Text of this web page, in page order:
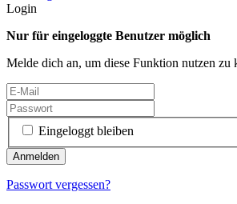
Login
Nur für eingeloggte Benutzer möglich
Melde dich an, um diese Funktion nutzen zu
Eingeloggt bleiben
Passwort vergessen?